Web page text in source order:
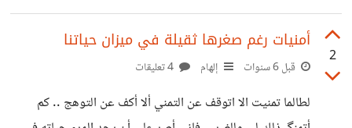
2
أمنيات رغم صغرها ثقيلة في ميزان حياتنا
قبل 6 سنوات إلهام
لطالما تمنيت الا اتوقف عن التمني ألا أكف عن التوهج .. كم